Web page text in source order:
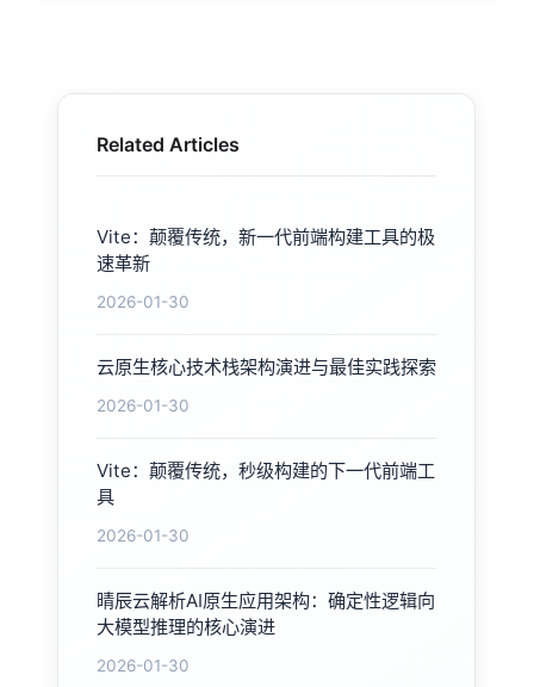
Related Articles
Vite：颠覆传统，新一代前端构建工具的极
速革新
2026-01-30
云原生核心技术栈架构演进与最佳实践探索
2026-01-30
Vite：颠覆传统，秒级构建的下一代前端工
具
2026-01-30
晴辰云解析AI原生应用架构：确定性逻辑向
大模型推理的核心演进
2026-01-30